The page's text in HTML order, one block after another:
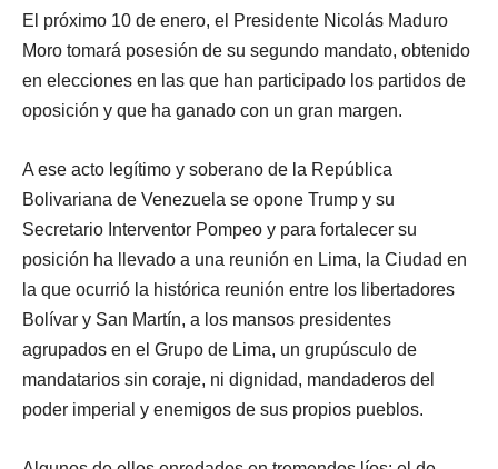
El próximo 10 de enero, el Presidente Nicolás Maduro
Moro tomará posesión de su segundo mandato, obtenido
en elecciones en las que han participado los partidos de
oposición y que ha ganado con un gran margen.
A ese acto legítimo y soberano de la República
Bolivariana de Venezuela se opone Trump y su
Secretario Interventor Pompeo y para fortalecer su
posición ha llevado a una reunión en Lima, la Ciudad en
la que ocurrió la histórica reunión entre los libertadores
Bolívar y San Martín, a los mansos presidentes
agrupados en el Grupo de Lima, un grupúsculo de
mandatarios sin coraje, ni dignidad, mandaderos del
poder imperial y enemigos de sus propios pueblos.